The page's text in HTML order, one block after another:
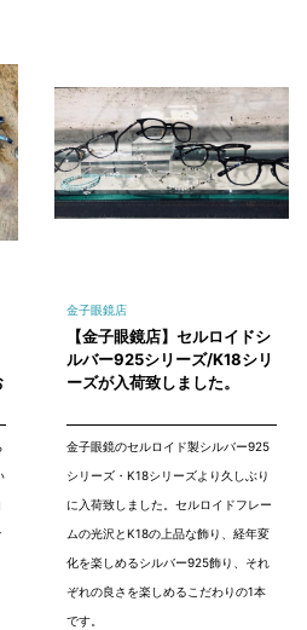
金子眼鏡店
【金子眼鏡店】セルロイドシ
ルバー925シリーズ/K18シリ
ーズが入荷致しました。
金子眼鏡のセルロイド製シルバー925
シリーズ・K18シリーズより久しぶり
に入荷致しました。セルロイドフレー
ムの光沢とK18の上品な飾り、経年変
化を楽しめるシルバー925飾り、それ
ぞれの良さを楽しめるこだわりの1本
です。